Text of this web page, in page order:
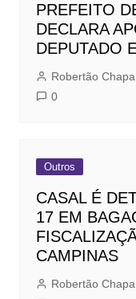
PREFEITO
DECLARA
DEPUTADO
Robertão
0
Outros
CASAL É
17 EM
CAMPINAS
Robertão